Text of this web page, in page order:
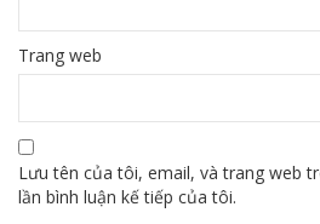
Trang web
Lưu tên của tôi, email, và trang web
lần bình luận kế tiếp của tôi.